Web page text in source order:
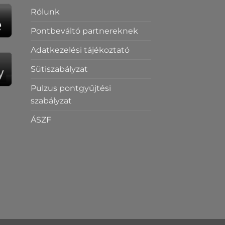
Rólunk
Pontbeváltó partnereknek
Adatkezelési tájékoztató
Sütiszabályzat
Pulzus pontgyűjtési
szabályzat
ÁSZF